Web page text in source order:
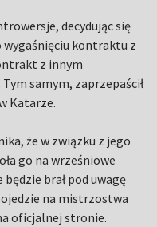
decydując się
wygaśnięciu kontraktu z
z innym
samym, zaprzepaścił
Katarze.
że w związku z jego
go na wrześniowe
brał pod uwagę
na mistrzostwa
oficjalnej stronie.